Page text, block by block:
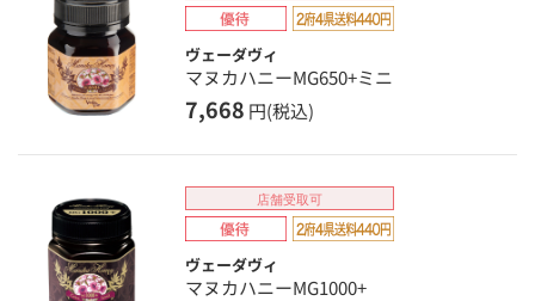
ヴェーダヴィ
マヌカハニーMG650+ミニ
7,668 円(税込)
店舗受取可
ヴェーダヴィ
マヌカハニーMG1000+